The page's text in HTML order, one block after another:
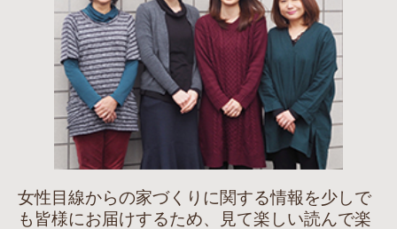
女性目線からの家づくりに関する情報を少しで
も皆様にお届けするため、見て楽しい読んで楽